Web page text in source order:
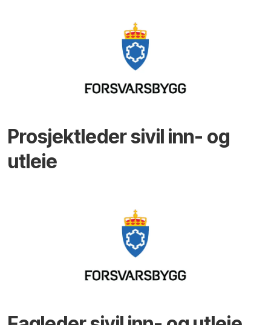
Prosjektleder sivil inn- og
utleie